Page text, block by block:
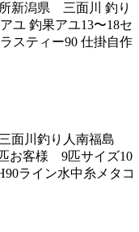
所新潟県 三面川 釣り
釣果アユ13〜18セ
スティー90 仕掛自作
面川釣り人南福島
お客様 9匹サイズ10
ライン水中糸メタコ